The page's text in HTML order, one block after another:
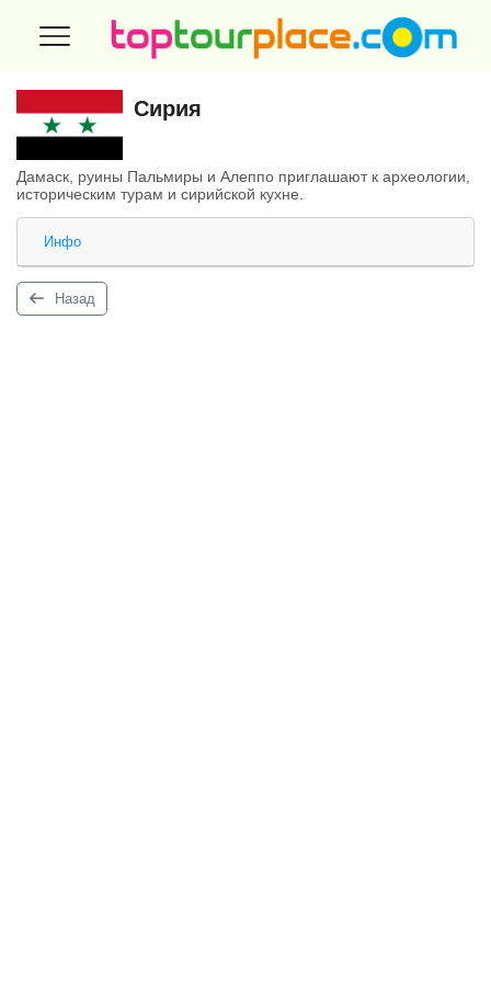
Сирия
Дамаск, руины Пальмиры и Алеппо приглашают к археологии,
историческим турам и сирийской кухне.
Инфо
Назад